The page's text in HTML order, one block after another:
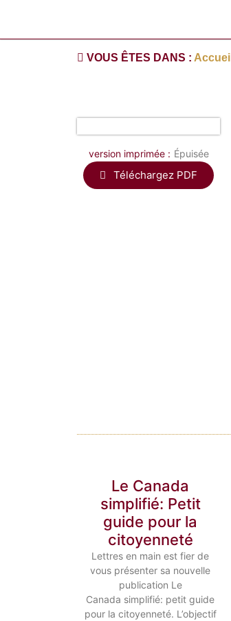
VOUS ÊTES DANS : Accueil
version imprimée : Épuisée
Téléchargez PDF
Le Canada
simplifié: Petit
guide pour la
citoyenneté
Lettres en main est fier de
vous présenter sa nouvelle
publication Le
Canada simplifié: petit guide
pour la citoyenneté. L’objectif